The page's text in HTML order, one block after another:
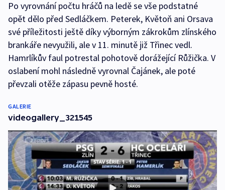
Po vyrovnání počtu hráčů na ledě se vše podstatné
opět dělo před Sedláčkem. Peterek, Květoň ani Orsava
své příležitosti ještě díky výborným zákrokům zlínského
brankáře nevyužili, ale v 11. minutě již Třinec vedl.
Hamrlíkův faul potrestal pohotově dorážející Růžička. V
oslabení mohl následně vyrovnal Čajánek, ale poté
převzali otěže zápasu pevně hosté.
GALERIE
videogallery_321545